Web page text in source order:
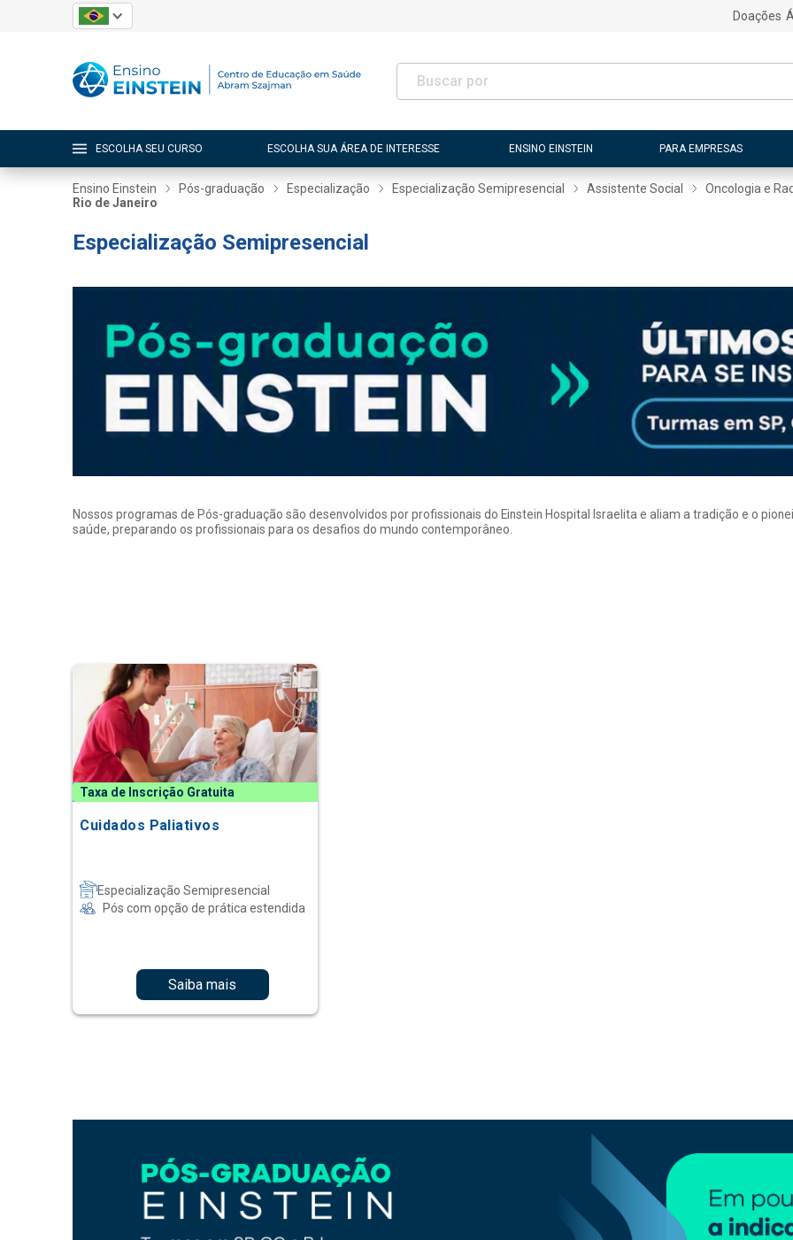
Doações
ESCOLHA SEU CURSO ESCOLHA SUA ÁREA DE INTERESSE ENSINO EINSTEIN PARA EMPRESAS
Ensino Einstein Pós-graduação Especialização Especialização Semipresencial Assistente Social
Oncologia e
Rio de Janeiro
Especialização Semipresencial
Nossos programas de Pós-graduação são desenvolvidos por profissionais do Einstein Hospital Israelita e aliam a tradição e o
saúde, preparando os profissionais para os desafios do mundo contemporâneo.
Taxa de Inscrição Gratuita
Cuidados Paliativos
Especialização Semipresencial
Pós com opção de prática estendida
Saiba mais